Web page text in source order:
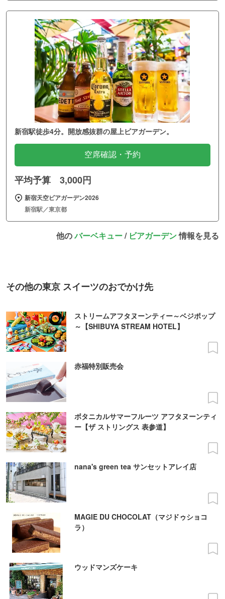
新宿駅徒歩4分。開放感抜群の屋上ビアガーデン。
空席確認・予約
平均予算 3,000円
新宿天空ビアガーデン2026
新宿駅／東京都
他のバーベキュー/ ビアガーデン情報を見る
その他の東京 スイーツのおでかけ先
ストリームアフタヌーンティー～ベジポップ
～【SHIBUYA STREAM HOTEL】
赤福特別販売会
ボタニカルサマーフルーツ アフタヌーンティ
ー【ザ ストリングス 表参道】
nana's green tea サンセットアレイ店
MAGIE DU CHOCOLAT（マジドゥショコ
ラ）
ウッドマンズケーキ